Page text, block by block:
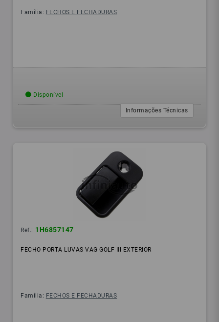
Família: FECHOS E FECHADURAS
Disponível
Informações Técnicas
Ref.: 1H6857147
FECHO PORTA LUVAS VAG GOLF III EXTERIOR
Família: FECHOS E FECHADURAS